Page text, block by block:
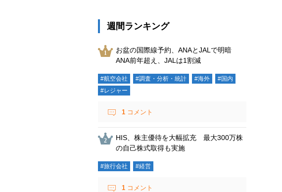
週間ランキング
お盆の国際線予約、ANAとJALで明暗
ANA前年超え、JALは1割減
#航空会社 #調査・分析・統計 #海外
#国内
#レジャー
1 コメント
HIS、株主優待を大幅拡充 最大300万株
の自己株式取得も実施
#旅行会社 #経営
1 コメント